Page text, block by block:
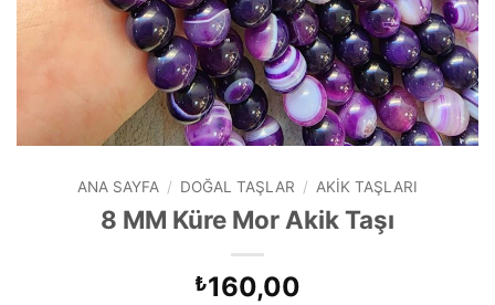
ANA SAYFA / DOĞAL TAŞLAR / AKIK TAŞLARI
8 MM Küre Mor Akik Taşı
₺160,00